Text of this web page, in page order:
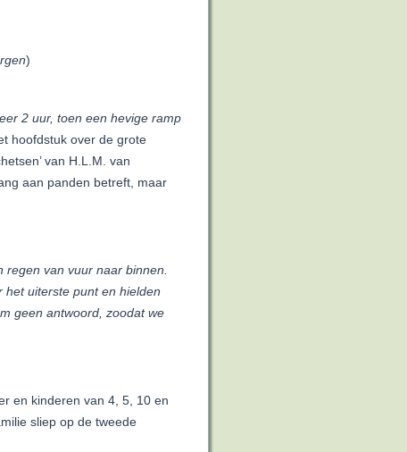
)
2 uur, toen een hevige ramp
hoofdstuk over de grote
van H.L.M. van
aan panden betreft, maar
regen van vuur naar binnen.
uiterste punt en hielden
geen antwoord, zoodat we
en kinderen van 4, 5, 10 en
sliep op de tweede